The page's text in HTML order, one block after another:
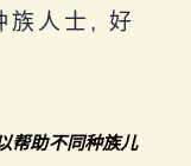
族人士, 好
帮助不同种族儿